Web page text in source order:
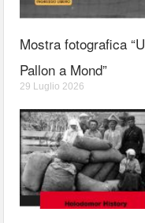
Mostra fotografica “U
Pallon a Mond”
29 Luglio 2026